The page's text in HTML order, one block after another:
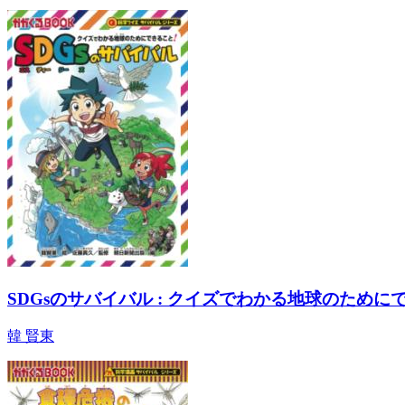
SDGsのサバイバル : クイズでわかる地球のために
韓 賢東